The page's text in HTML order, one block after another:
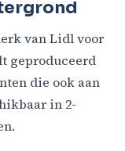
van Lidl voor
geproduceerd
die ook aan
in 2-